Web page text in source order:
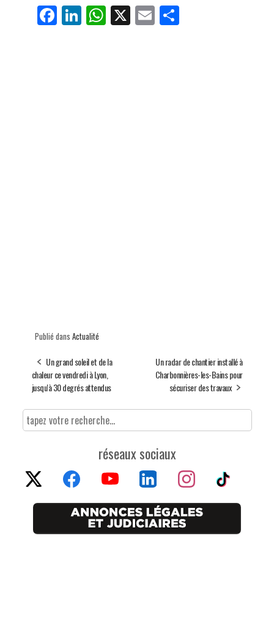
Fa
ce
Li
nk
W
ha
X E
m
Pa
Publié dans Actualité
Un grand soleil et de la
chaleur ce vendredi à Lyon,
jusqu'à 30 degrés attendus
Un radar de chantier installé à
Charbonnières-les-Bains pour
sécuriser des travaux
réseaux sociaux